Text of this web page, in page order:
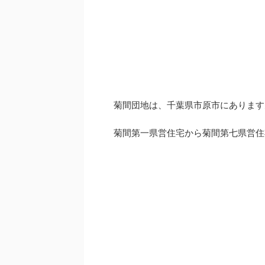
菊間団地は、千葉県市原市にあります
菊間第一県営住宅から菊間第七県営住